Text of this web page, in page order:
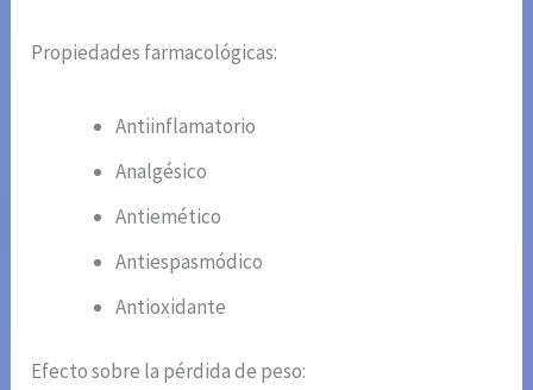
Propiedades farmacológicas:
Antiinflamatorio
Analgésico
Antiemético
Antiespasmódico
Antioxidante
Efecto sobre la pérdida de peso: